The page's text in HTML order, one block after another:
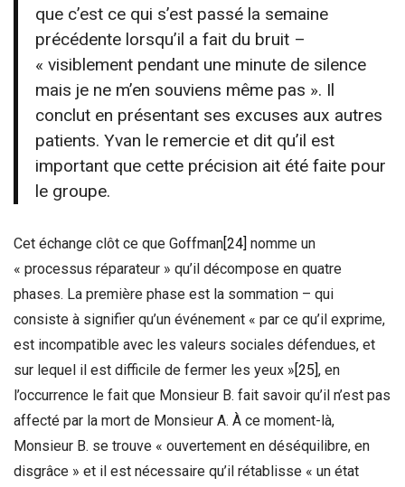
que c’est ce qui s’est passé la semaine
précédente lorsqu’il a fait du bruit –
« visiblement pendant une minute de silence
mais je ne m’en souviens même pas ». Il
conclut en présentant ses excuses aux autres
patients. Yvan le remercie et dit qu’il est
important que cette précision ait été faite pour
le groupe.
Cet échange clôt ce que Goffman [24] nomme un
« processus réparateur » qu’il décompose en quatre
phases. La première phase est la sommation – qui
consiste à signifier qu’un événement « par ce qu’il exprime,
est incompatible avec les valeurs sociales défendues, et
sur lequel il est difficile de fermer les yeux » [25] , en
l’occurrence le fait que Monsieur B. fait savoir qu’il n’est pas
affecté par la mort de Monsieur A. À ce moment-là,
Monsieur B. se trouve « ouvertement en déséquilibre, en
disgrâce » et il est nécessaire qu’il rétablisse « un état